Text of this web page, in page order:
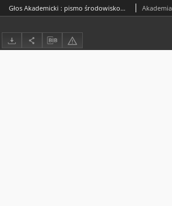
Głos Akademicki : pismo środowiskowe Akademii Świętokrzyskiej im. Jana Kochanowskiego w Kielcach. 2004, R. XI, nr 4 (43) : grudzień 2004